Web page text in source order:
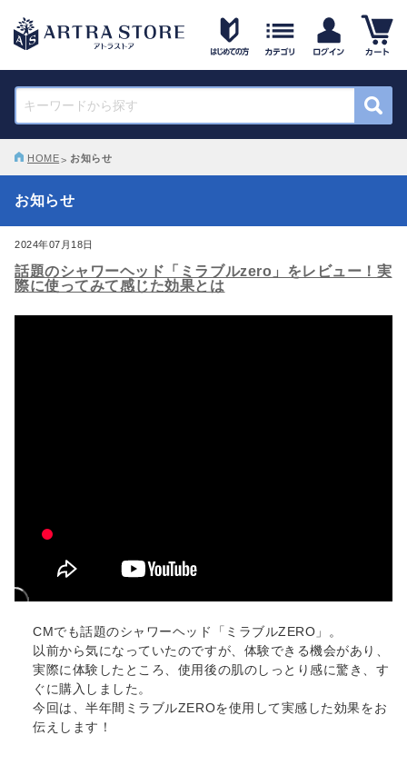
HOME お知らせ
お知らせ
2024年07月18日
話題のシャワーヘッド「ミラブルzero」をレビュー！実
際に使ってみて感じた効果とは
CMでも話題のシャワーヘッド「ミラブルZERO」。
以前から気になっていたのですが、体験できる機会があり、
実際に体験したところ、使用後の肌のしっとり感に驚き、す
ぐに購入しました。
今回は、半年間ミラブルZEROを使用して実感した効果をお
伝えします！